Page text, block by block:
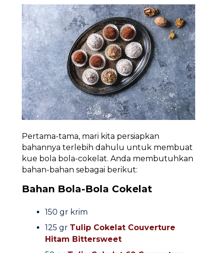
Pertama-tama, mari kita persiapkan
bahannya terlebih dahulu untuk membuat
kue bola bola-cokelat. Anda membutuhkan
bahan-bahan sebagai berikut:
Bahan Bola-Bola Cokelat
150 gr krim
125 gr Tulip Cokelat Couverture
Hitam Bittersweet